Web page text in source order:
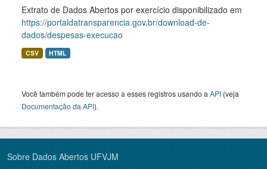
Extrato de Dados Abertos por exercício disponibilizado em
https://portaldatransparencia.gov.br/download-de-
dados/despesas-execucao
CSV HTML
Você também pode ter acesso a esses registros usando a API (veja
Documentação da API).
Sobre Dados Abertos UFVJM